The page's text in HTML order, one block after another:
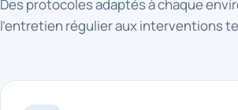
Des protocoles adaptés à chaque
l'entretien régulier aux interventions